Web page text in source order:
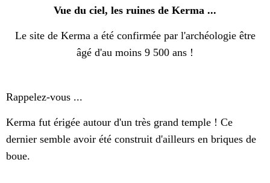
Vue du ciel, les ruines de Kerma ...
Le site de Kerma a été confirmée par l'archéologie être
âgé d'au moins 9 500 ans !
Rappelez-vous ...
Kerma fut érigée autour d'un très grand temple ! Ce
dernier semble avoir été construit d'ailleurs en briques de
boue.